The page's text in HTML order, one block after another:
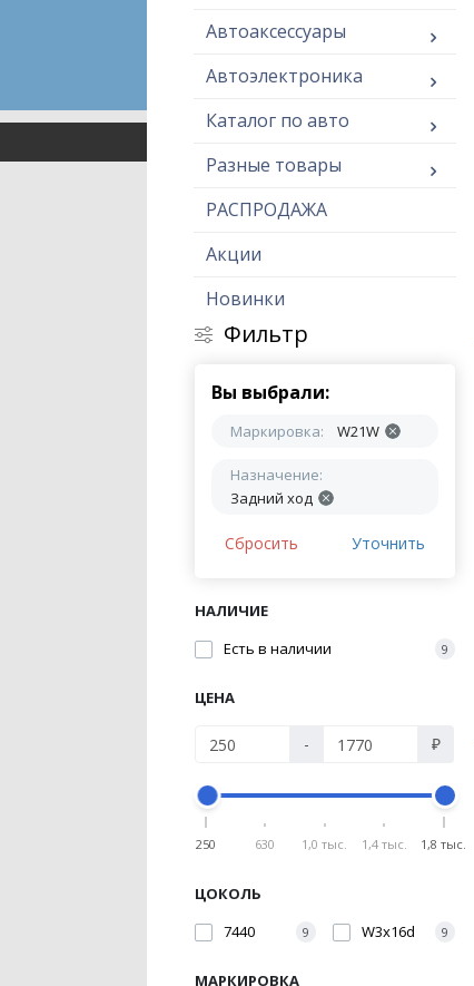
Автоаксессуары
Автоэлектроника
Каталог по авто
Разные товары
РАСПРОДАЖА
Акции
Новинки
Фильтр
Вы выбрали:
Маркировка: W21W
Назначение:
Задний ход
Сбросить Уточнить
НАЛИЧИЕ
Есть в наличии
9
ЦЕНА
- ₽
250 630 1,0 тыс. 1,4 тыс. 1,8 тыс.
ЦОКОЛЬ
7440
9 W3x16d 9
МАРКИРОВКА